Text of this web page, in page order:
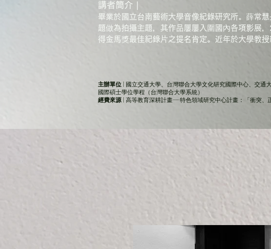
主辦單位 | 國立交通大學、台灣聯合大學文化研究國際中心、交通
國際碩士學位學程（台灣聯合大學系統）
經費來源| 高等教育深耕計畫—-特色領域研究中心計畫：「衝突、
講者簡介 |
畢業於國立台南藝術大學音像紀錄研究所。薛常
題做為拍攝主題，其作品屢屢入圍國內各項影展
得金馬獎最佳紀錄片之提名肯定。近年於大學教授